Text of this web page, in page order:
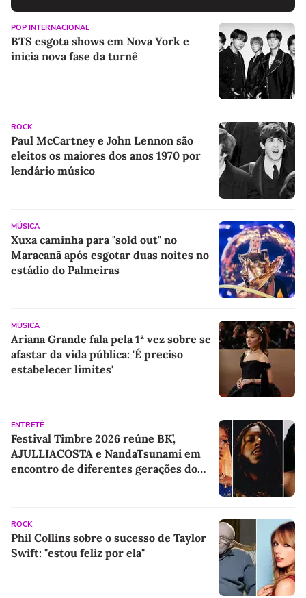
POP INTERNACIONAL
BTS esgota shows em Nova York e
inicia nova fase da turnê
ROCK
Paul McCartney e John Lennon são
eleitos os maiores dos anos 1970 por
lendário músico
MÚSICA
Xuxa caminha para "sold out" no
Maracanã após esgotar duas noites no
estádio do Palmeiras
MÚSICA
Ariana Grande fala pela 1ª vez sobre se
afastar da vida pública: 'É preciso
estabelecer limites'
ENTRETÊ
Festival Timbre 2026 reúne BK’,
AJULLIACOSTA e NandaTsunami em
encontro de diferentes gerações do
ROCK
Phil Collins sobre o sucesso de Taylor
Swift: "estou feliz por ela"